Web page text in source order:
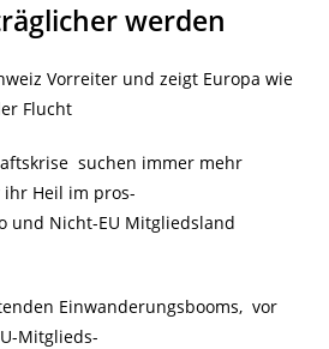
werden
Vorreiter und zeigt Europa wie
Flucht
suchen immer mehr
ihr Heil im pros-
und Nicht-EU Mitgliedsland
Einwanderungsbooms, vor
Mitglieds-